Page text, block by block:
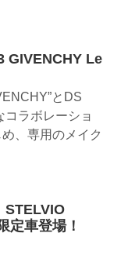
GIVENCHY Le
とDS
ラボレーショ
、専用のメイク
定車登場！